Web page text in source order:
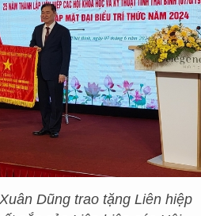
Dũng trao tặng Liên hiệp